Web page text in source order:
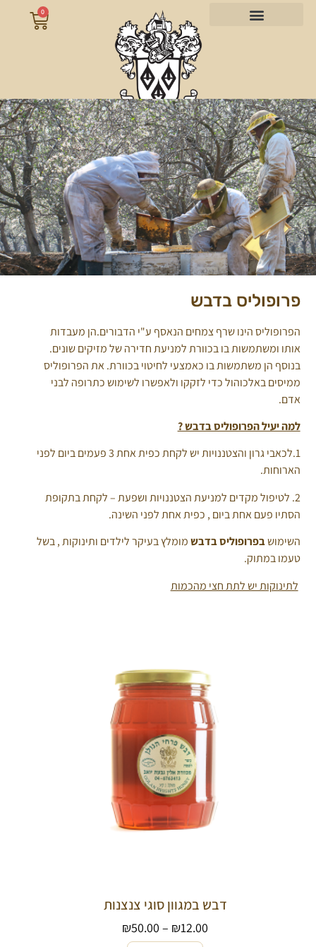
0
פרופוליס בדבש
הפרופוליס הינו שרף צמחים הנאסף ע"י הדבורים.הן מעבדות
אותו ומשתמשות בו בכוורת למניעת חדירה של מזיקים שונים.
בנוסף הן משתמשות בו כאמצעי לחיטוי בכוורת. את הפרופוליס
ממיסים באלכוהול כדי לזקקו ולאפשרו לשימוש כתרופה לבני
אדם.
למה יעיל הפרופוליס בדבש ?
1.לכאבי גרון והצטננויות יש לקחת כפית אחת 3 פעמים ביום לפני
הארוחות.
2. לטיפול מקדים למניעת הצטננויות ושפעת – לקחת בתקופת
הסתיו פעם אחת ביום , כפית אחת לפני השינה.
השימושבפרופוליס בדבשמומלץ בעיקר לילדים ותינוקות , בשל
טעמו במתוק.
לתינוקות יש לתת חצי מהכמות
דבש במגוון סוגי צנצנות
₪12.00
–
₪50.00